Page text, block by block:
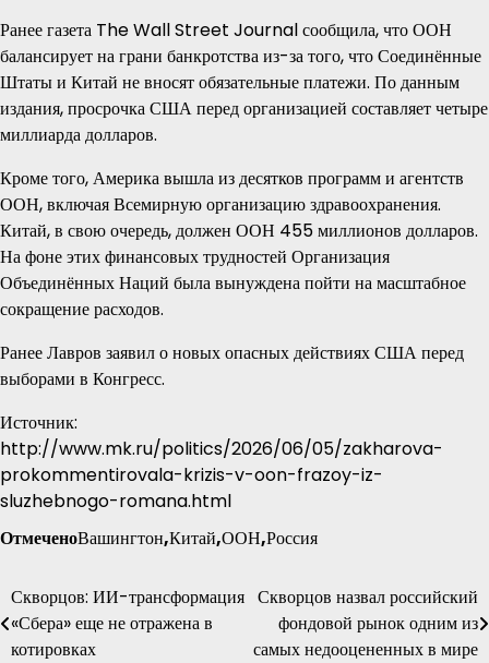
Ранее газета The Wall Street Journal сообщила, что ООН
балансирует на грани банкротства из-за того, что Соединённые
Штаты и Китай не вносят обязательные платежи. По данным
издания, просрочка США перед организацией составляет четыре
миллиарда долларов.
Кроме того, Америка вышла из десятков программ и агентств
ООН, включая Всемирную организацию здравоохранения.
Китай, в свою очередь, должен ООН 455 миллионов долларов.
На фоне этих финансовых трудностей Организация
Объединённых Наций была вынуждена пойти на масштабное
сокращение расходов.
Ранее Лавров заявил о новых опасных действиях США перед
выборами в Конгресс.
Источник:
http://www.mk.ru/politics/2026/06/05/zakharova-
prokommentirovala-krizis-v-oon-frazoy-iz-
sluzhebnogo-romana.html
ОтмеченоВашингтон,Китай,ООН,Россия
Навигация
по
Скворцов: ИИ-трансформация
«Сбера» еще не отражена в
котировках
Скворцов назвал российский
фондовой рынок одним из
самых недооцененных в мире